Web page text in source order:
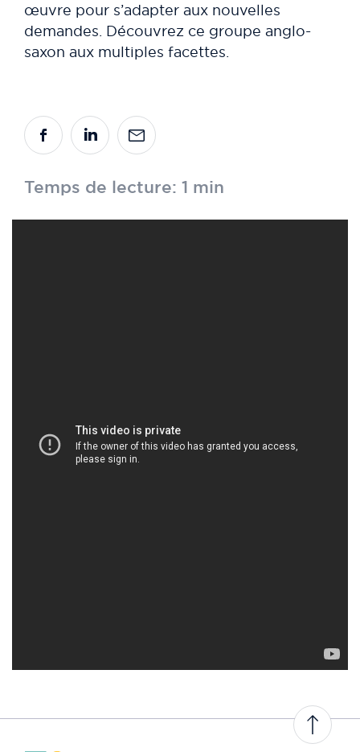
œuvre pour s’adapter aux nouvelles
demandes. Découvrez ce groupe anglo-
saxon aux multiples facettes.
Temps de lecture: 1 min